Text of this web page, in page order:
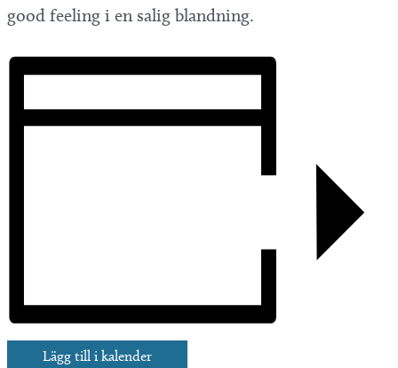
good feeling i en salig blandning.
Lägg till i kalender